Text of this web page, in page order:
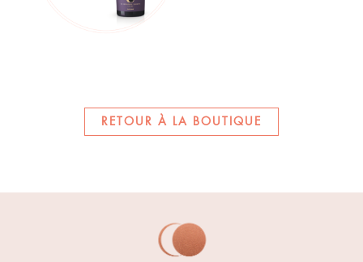
RETOUR À LA BOUTIQUE